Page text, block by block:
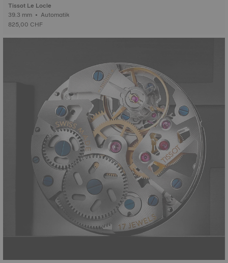
Tissot Le Locle
39.3 mm • Automatik
825,00 CHF